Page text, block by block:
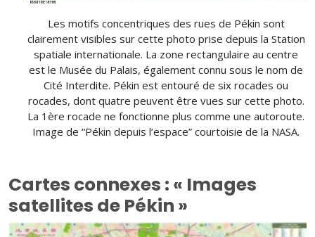
Les motifs concentriques des rues de Pékin sont
clairement visibles sur cette photo prise depuis la Station
spatiale internationale. La zone rectangulaire au centre
est le Musée du Palais, également connu sous le nom de
Cité Interdite. Pékin est entouré de six rocades ou
rocades, dont quatre peuvent être vues sur cette photo.
La 1ère rocade ne fonctionne plus comme une autoroute.
Image de “Pékin depuis l’espace” courtoisie de la NASA.
Cartes connexes : « Images
satellites de Pékin »